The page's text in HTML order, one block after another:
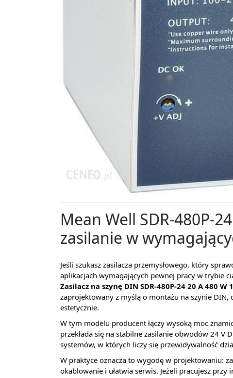
Mean Well SDR-480P-
zasilanie w
Jeśli szukasz zasilacza przemysłowego, który
aplikacjach wymagających pewnej pracy w trybie
Zasilacz na szynę DIN SDR-480P-24 20 A 480 W
zaprojektowany z myślą o montażu na szynie
estetycznie.
W tym modelu producent łączy wysoką moc
przekłada się na stabilne zasilanie obwodów 24 V
systemów, w których liczy się przewidywalność
W praktyce oznacza to wygodę w projektowaniu:
okablowanie i ułatwia serwis. Jeżeli pracujesz